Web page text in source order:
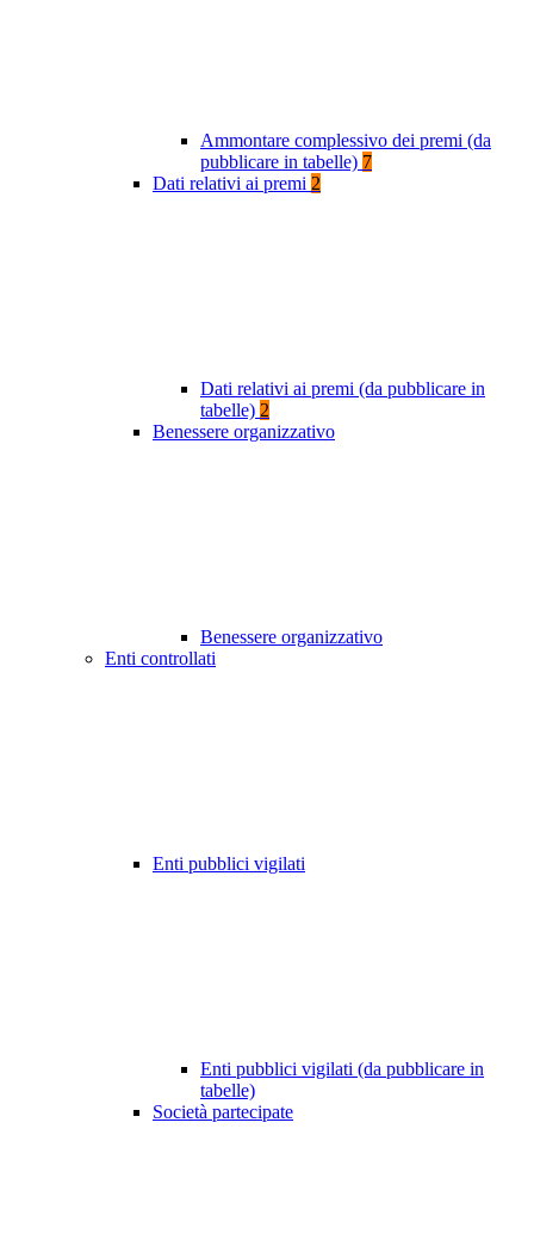
Ammontare complessivo dei premi (da
pubblicare in tabelle) 7
Dati relativi ai premi 2
Dati relativi ai premi (da pubblicare in
tabelle) 2
Benessere organizzativo
Benessere organizzativo
Enti controllati
Enti pubblici vigilati
Enti pubblici vigilati (da pubblicare in
tabelle)
Società partecipate